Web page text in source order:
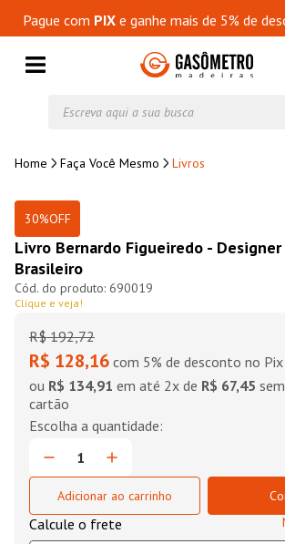
Pague com PIXe ganhe mais de 5% de
Faça Você Mesmo Livros
30%OFF
Livro Bernardo Figueiredo -
Brasileiro
690019
Clique e veja!
R$ 192,72
R$ 128,16 com 5% de desconto no Pix
ou R$ 134,91 em até 2x de R$ 67,45
cartão
Adicionar ao carrinho